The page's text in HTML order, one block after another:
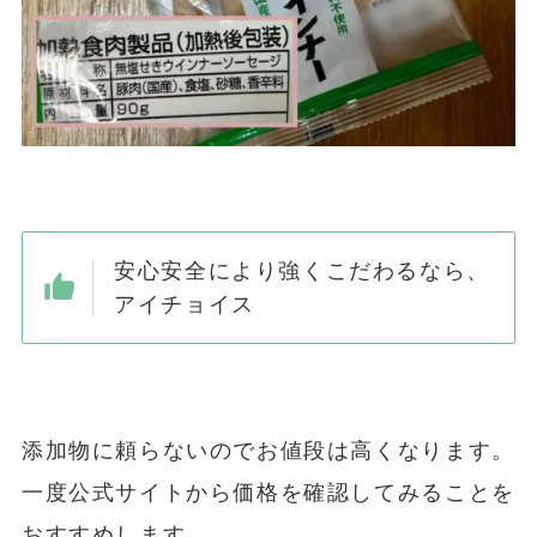
安心安全により強くこだわるなら、
アイチョイス
添加物に頼らないのでお値段は高くなります。
一度公式サイトから価格を確認してみることを